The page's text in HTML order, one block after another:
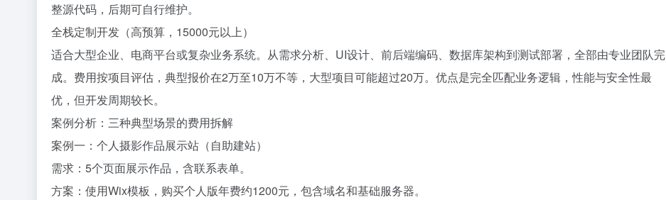
整源代码，后期可自行维护。
全栈定制开发（高预算，15000元以上）
适合大型企业、电商平台或复杂业务系统。从需求分析、UI设计、前后端编码、数据库架构到测试部署，全部由专业团队完
成。费用按项目评估，典型报价在2万至10万不等，大型项目可能超过20万。优点是完全匹配业务逻辑，性能与安全性最
优，但开发周期较长。
案例分析：三种典型场景的费用拆解
案例一：个人摄影作品展示站（自助建站）
需求：5个页面展示作品，含联系表单。
方案：使用Wix模板，购买个人版年费约1200元，包含域名和基础服务器。